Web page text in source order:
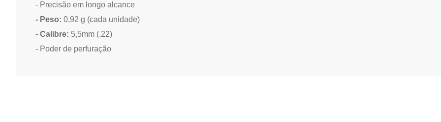
- Precisão em longo alcance
- Peso: 0,92 g (cada unidade)
- Calibre: 5,5mm (.22)
- Poder de perfuração